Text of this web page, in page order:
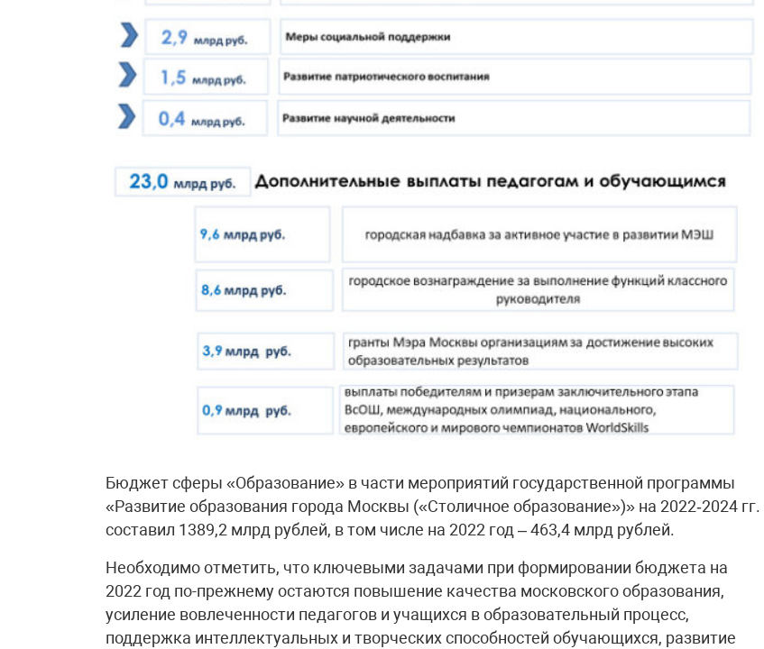
Бюджет сферы «Образование» в части мероприятий государственной программы
«Развитие образования города Москвы («Столичное образование»)» на 2022‑2024 гг.
составил 1389,2 млрд рублей, в том числе на 2022 год – 463,4 млрд рублей.
Необходимо отметить, что ключевыми задачами при формировании бюджета на
2022 год по-прежнему остаются повышение качества московского образования,
усиление вовлеченности педагогов и учащихся в образовательный процесс,
поддержка интеллектуальных и творческих способностей обучающихся, развитие